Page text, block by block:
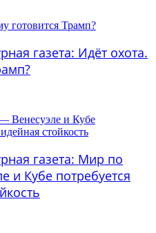
газета: Идёт охота.
газета: Мир по
и Кубе потребуется